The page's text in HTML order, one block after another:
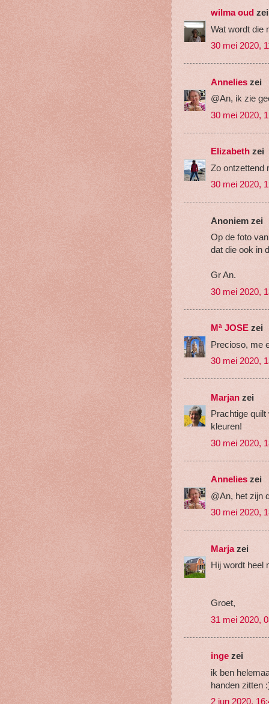
wilma oud zei
Wat wordt die
30 mei 2020,
Annelies zei
@An, ik zie
30 mei 2020,
Elizabeth zei
Zo ontzettend
30 mei 2020,
Anoniem zei
Op de foto
dat die ook in
Gr An.
30 mei 2020,
Mª JOSE zei
Precioso, me
30 mei 2020,
Marjan zei
Prachtige
kleuren!
30 mei 2020,
Annelies zei
@An, het zijn
30 mei 2020,
Marjazei
Hij wordt heel
Groet,
31 mei 2020,
inge zei
ik ben
handen zitten
2 jun 2020,